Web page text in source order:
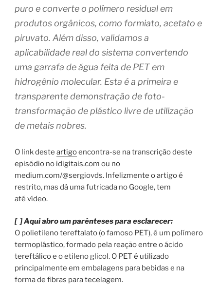
puro e converte o polímero residual em
produtos orgânicos, como formiato, acetato e
piruvato. Além disso, validamos a
aplicabilidade real do sistema convertendo
uma garrafa de água feita de PET em
hidrogênio molecular. Esta é a primeira e
transparente demonstração de foto-
transformação de plástico livre de utilização
de metais nobres.
O link deste artigoencontra-se na transcrição deste
episódio no idigitais.com ou no
medium.com/@sergiovds. Infelizmente o artigo é
restrito, mas dá uma futricada no Google, tem
até vídeo.
[ ] Aqui abro um parênteses para esclarecer:
O polietileno tereftalato (o famoso PET), é um polímero
termoplástico, formado pela reação entre o ácido
tereftálico e o etileno glicol. O PET é utilizado
principalmente em embalagens para bebidas e na
forma de fibras para tecelagem.